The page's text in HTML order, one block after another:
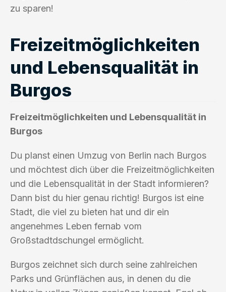
zu sparen!
Freizeitmöglichkeiten
und Lebensqualität in
Burgos
Freizeitmöglichkeiten und Lebensqualität in
Burgos
Du planst einen Umzug von Berlin nach Burgos
und möchtest dich über die Freizeitmöglichkeiten
und die Lebensqualität in der Stadt informieren?
Dann bist du hier genau richtig! Burgos ist eine
Stadt, die viel zu bieten hat und dir ein
angenehmes Leben fernab vom
Großstadtdschungel ermöglicht.
Burgos zeichnet sich durch seine zahlreichen
Parks und Grünflächen aus, in denen du die